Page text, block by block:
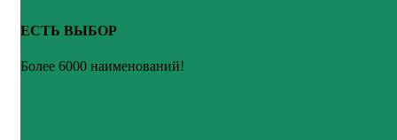
ЕСТЬ ВЫБОР
Более 6000 наименований!